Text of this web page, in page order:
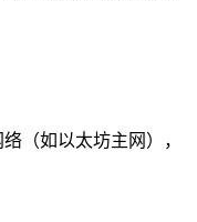
（如以太坊主网），